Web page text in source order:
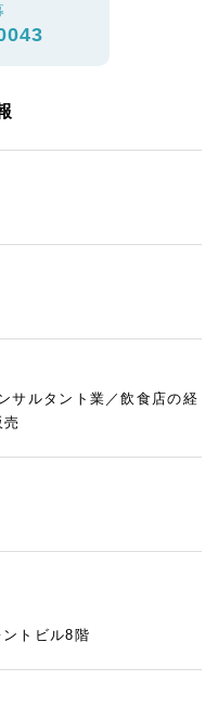
サルタント業／飲食店の経
トビル8階